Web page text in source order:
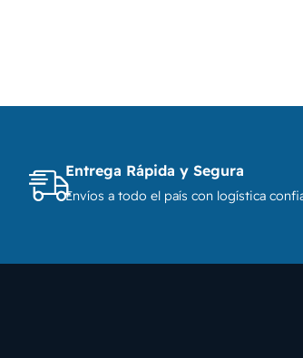
Entrega Rápida y Segura
Envíos a todo el país con logística